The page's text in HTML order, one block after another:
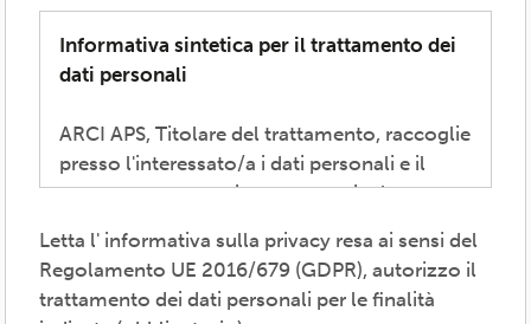
Informativa sintetica per il trattamento dei
dati personali
ARCI APS, Titolare del trattamento, raccoglie
presso l'interessato/a i dati personali e il
consenso necessari per consentire la
perseguire i valori propri del movimento
ARCI e affermati negli atti associativi
fondamentali -anche mediante attività,
Letta l' informativa sulla privacy resa ai sensi del
Regolamento UE 2016/679 (GDPR), autorizzo il
trattamento dei dati personali per le finalità